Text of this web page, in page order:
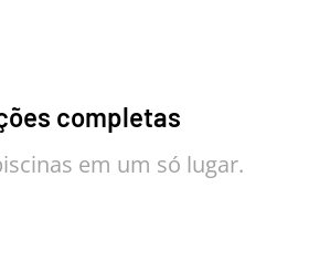
completas
em um só lugar.